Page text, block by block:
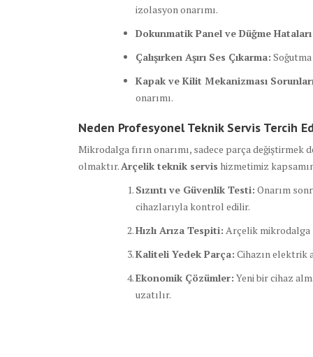
izolasyon onarımı.
Dokunmatik Panel ve Düğme
Çalışırken Aşırı Ses Çıkarma:
Kapak ve Kilit Mekanizması
onarımı.
Neden Profesyonel Teknik Servis Tercih
Mikrodalga fırın onarımı, sadece parça değiştirmek
olmaktır.Arçelik teknik servis hizmetimiz
Sızıntı ve Güvenlik Testi: Onarım
cihazlarıyla kontrol edilir.
Hızlı Arıza Tespiti: Arçelik mikrodalga
Kaliteli Yedek Parça: Cihazın elektrik
Ekonomik Çözümler: Yeni bir cihaz
uzatılır.